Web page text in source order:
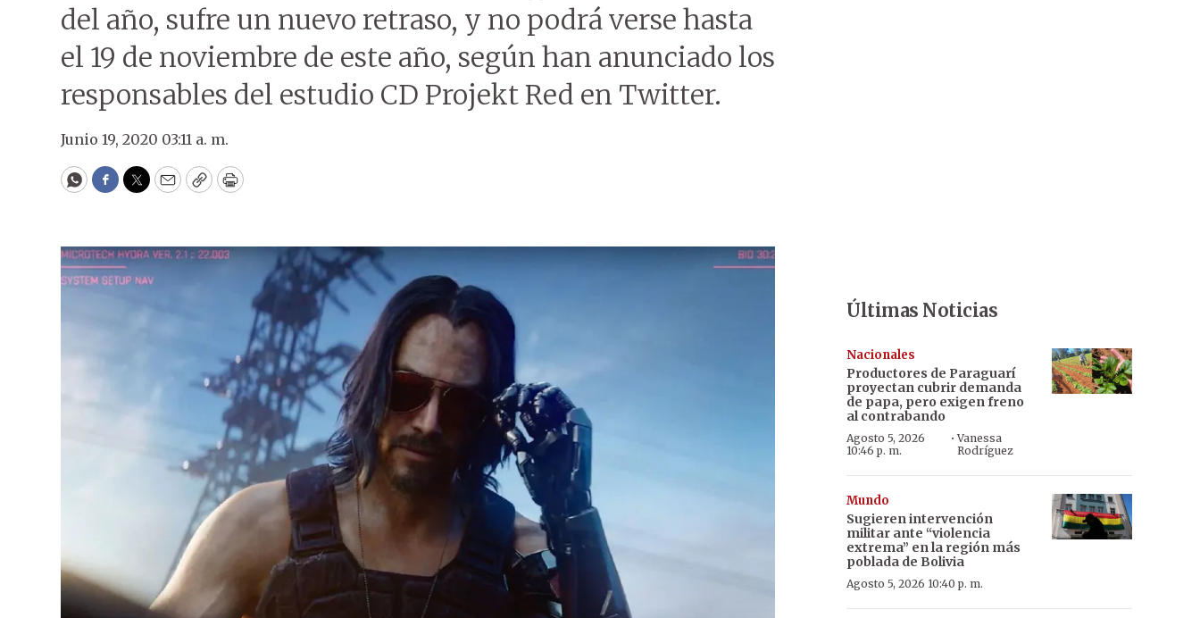
del año, sufre un nuevo retraso, y no podrá verse hasta
el 19 de noviembre de este año, según han anunciado los
responsables del estudio CD Projekt Red en Twitter.
Junio 19, 2020 03:11 a. m.
WhatsApp
Facebook
Twitter
EmailCopyPrint
Últimas Noticias
Nacionales
Productores de Paraguarí
proyectan cubrir demanda
de papa, pero exigen freno
al contrabando
Agosto 5, 2026
10:46 p. m.
·Vanessa
Rodríguez
Mundo
Sugieren intervención
militar ante “violencia
extrema” en la región más
poblada de Bolivia
Agosto 5, 2026 10:40 p. m.